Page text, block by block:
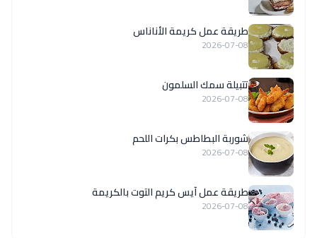
طريقة عمل كريمة الأناناس
2026-07-08
تتبيلة سمك السلمون
2026-07-08
شوربة البطاطس بكرات اللحم
2026-07-08
طريقة عمل آيس كريم التوت بالكريمة
2026-07-08